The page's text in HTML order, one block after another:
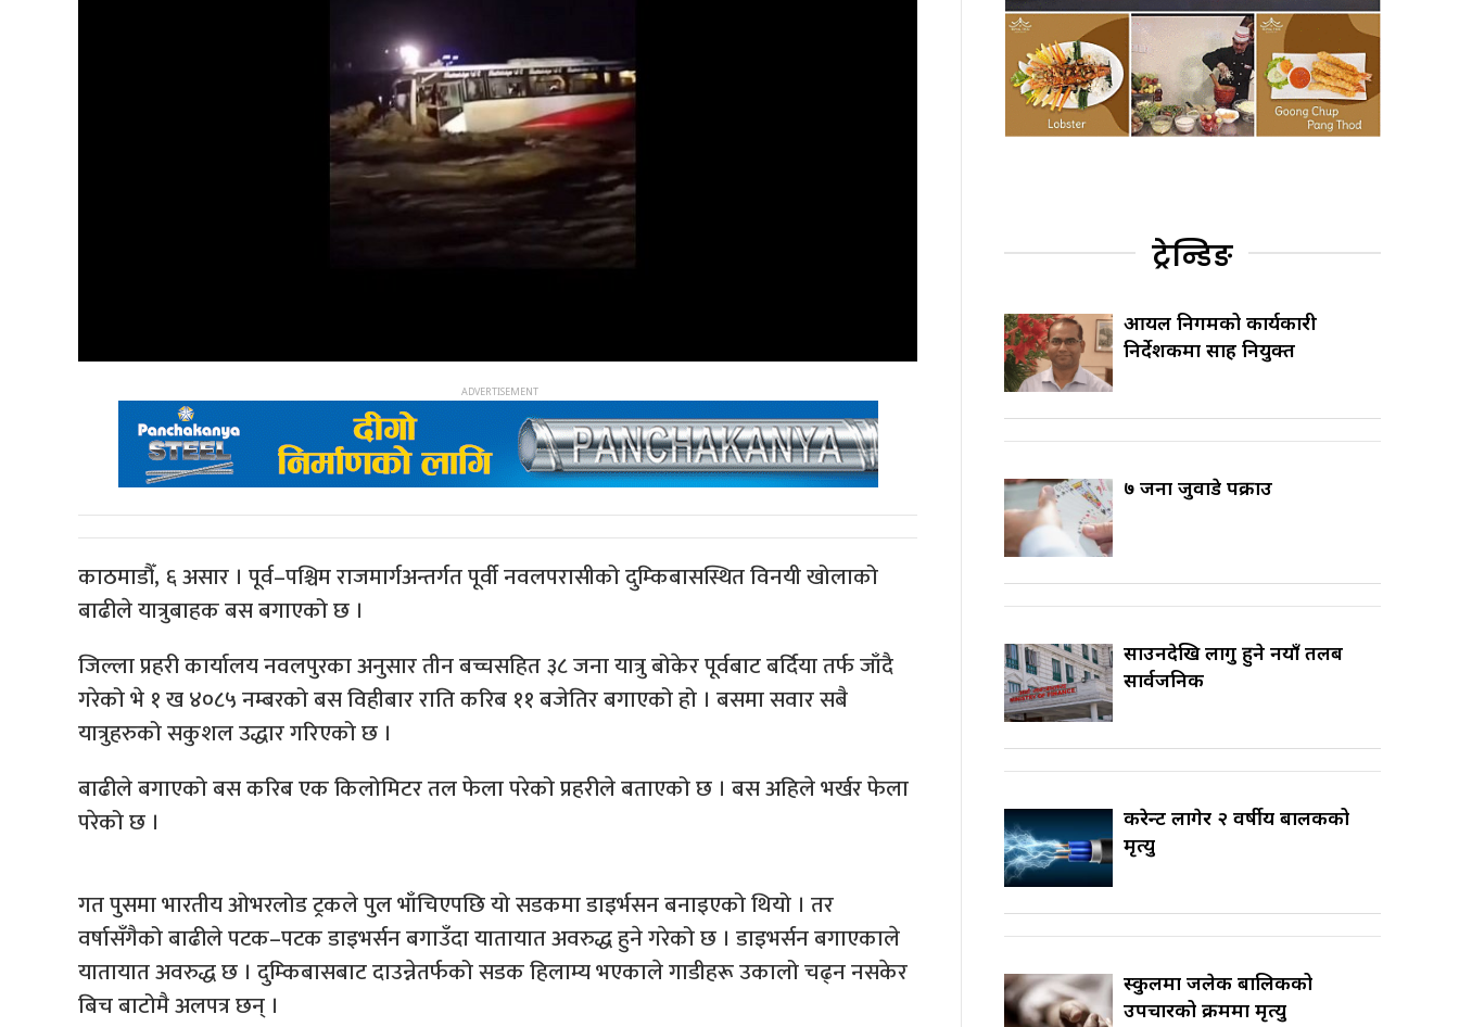
काठमाडौँ, ६ असार । पूर्व–पश्चिम राजमार्गअन्तर्गत पूर्वी नवलपरासीको दुम्किबासस्थित विनयी खोलाको
बाढीले यात्रुबाहक बस बगाएको छ ।
जिल्ला प्रहरी कार्यालय नवलपुरका अनुसार तीन बच्चसहित ३८ जना यात्रु बोकेर पूर्वबाट बर्दिया तर्फ जाँदै
गरेको भे १ ख ४०८५ नम्बरको बस विहीबार राति करिब ११ बजेतिर बगाएको हो । बसमा सवार सबै
यात्रुहरुको सकुशल उद्धार गरिएको छ ।
बाढीले बगाएको बस करिब एक किलोमिटर तल फेला परेको प्रहरीले बताएको छ । बस अहिले भर्खर फेला
परेको छ ।
गत पुसमा भारतीय ओभरलोड ट्रकले पुल भाँचिएपछि यो सडकमा डाइर्भसन बनाइएको थियो । तर
वर्षासँगैको बाढीले पटक–पटक डाइभर्सन बगाउँदा यातायात अवरुद्ध हुने गरेको छ । डाइभर्सन बगाएकाले
यातायात अवरुद्ध छ । दुम्किबासबाट दाउन्नेतर्फको सडक हिलाम्य भएकाले गाडीहरू उकालो चढ्न नसकेर
बिच बाटोमै अलपत्र छन् ।
ट्रेन्डिङ
आयल निगमको कार्यकारी
निर्देशकमा साह नियुक्त
७ जना जुवाडे पक्राउ
साउनदेखि लागु हुने नयाँ तलब
सार्वजनिक
करेन्ट लागेर २ वर्षीय बालकको
मृत्यु
स्कुलमा जलेकी बालिकको
उपचारको क्रममा मृत्यु